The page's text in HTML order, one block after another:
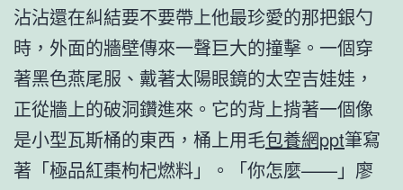
沾沾還在糾結要不要帶上他最珍愛的那把銀勺
時，外面的牆壁傳來一聲巨大的撞擊。一個穿
著黑色燕尾服、戴著太陽眼鏡的太空吉娃娃，
正從牆上的破洞鑽進來。它的背上揹著一個像
是小型瓦斯桶的東西，桶上用毛包養網ppt筆寫
著「極品紅棗枸杞燃料」。「你怎麼——」廖